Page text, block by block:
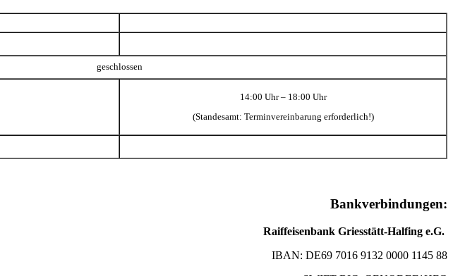
geschlossen
14:00 Uhr – 18:00 Uhr
(Standesamt: Terminvereinbarung erforderlich!)
Bankverbindungen:
Raiffeisenbank Griesstätt-Halfing e.G.
IBAN: DE69 7016 9132 0000 1145 88